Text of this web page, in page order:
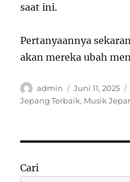
saat ini.
Pertanyaannya
akan mereka ubah
Author
admin
Posted
on
Juni 11, 2025
Jepang Terbaik, Musik
Cari